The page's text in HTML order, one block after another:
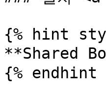
{% hint
**Shared
{% endhint